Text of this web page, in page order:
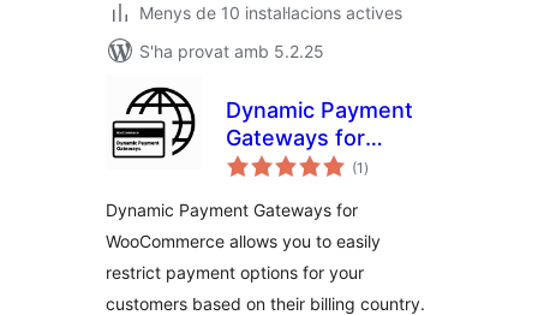
Menys de 10 instal·lacions actives
S'ha provat amb 5.2.25
Dynamic Payment
Gateways for
WooCommerce
(1 puntuacions
totals
)
Dynamic Payment Gateways for
WooCommerce allows you to easily
restrict payment options for your
customers based on their billing country.